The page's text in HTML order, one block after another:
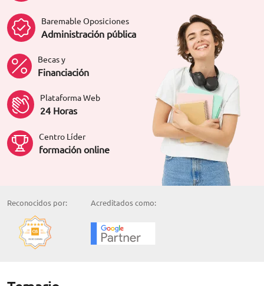
Baremable Oposiciones
Administración pública
Becas y
Financiación
Plataforma Web
24 Horas
Centro Líder
formación online
Reconocidos por: Acreditados como: